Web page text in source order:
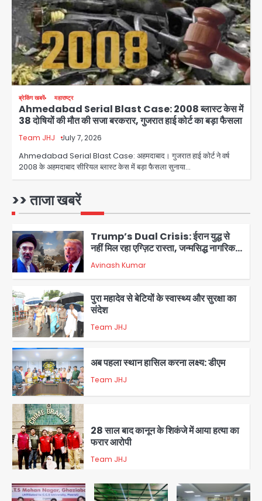
ब्रेकिंग खबरें महाराष्ट्र
Ahmedabad Serial Blast Case: 2008 ब्लास्ट केस में
38 दोषियों की मौत की सजा बरकरार, गुजरात हाई कोर्ट का बड़ा फैसला
Team JHJ July 7, 2026
Ahmedabad Serial Blast Case: अहमदाबाद। गुजरात हाई कोर्ट ने वर्ष
2008 के अहमदाबाद सीरियल ब्लास्ट केस में बड़ा फैसला सुनाया…
>> ताजा खबरें
3
Team JHJ
28 साल बाद कानून के शिकंजे में आया हत्या का
फरार आरोपी
Team JHJ
5
डबल मर्डर का मुख्य साजिशकर्ता क्राइम ब्रांच
के हत्थे
Team JHJ
1
Trump’s Dual Crisis: ईरान युद्ध से
नहीं मिल रहा एग्ज़िट रास्ता, जन्मसिद्ध नागरिकता
पर सुप्रीम कोर्ट को दी फिर चुनौती
Avinash Kumar
2
पुरा महादेव से बेटियों के स्वास्थ्य और सुरक्षा का
संदेश
Team JHJ
3
अब पहला स्थान हासिल करना लक्ष्य: डीएम
Team JHJ
4
28 साल बाद कानून के शिकंजे में आया हत्या का
फरार आरोपी
Team JHJ